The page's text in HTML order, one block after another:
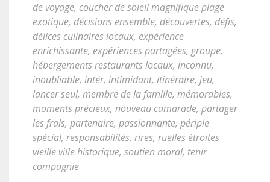
de voyage, coucher de soleil magnifique plage
exotique, décisions ensemble, découvertes, défis,
délices culinaires locaux, expérience
enrichissante, expériences partagées, groupe,
hébergements restaurants locaux, inconnu,
inoubliable, intér, intimidant, itinéraire, jeu,
lancer seul, membre de la famille, mémorables,
moments précieux, nouveau camarade, partager
les frais, partenaire, passionnante, périple
spécial, responsabilités, rires, ruelles étroites
vieille ville historique, soutien moral, tenir
compagnie